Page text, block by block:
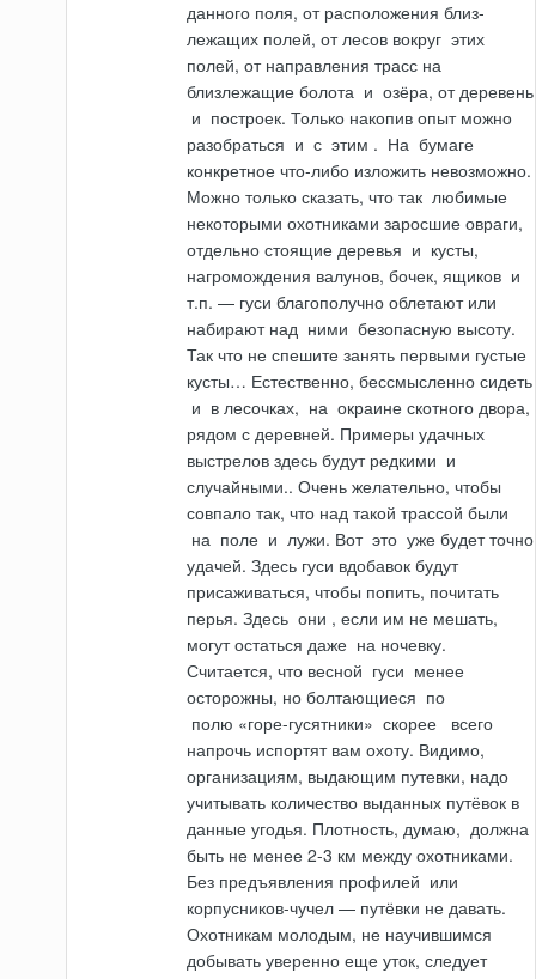
данного поля, от расположения близ­
лежащих полей, от лесов вокруг этих
полей, от направления трасс на
близлежащие болота и озёра, от деревень
и построек. Только накопив опыт можно
разобраться и с этим . На бумаге
конкретное что-либо изложить невозможно.
Можно только сказать, что так любимые
некоторыми охотниками зарос­шие овраги,
отдельно стоящие деревья и кусты,
нагромождения валунов, бочек, ящиков и
т.п. — гуси благополучно облетают или
набирают над ними безопасную высоту.
Так что не спешите занять первыми густые
кусты… Естественно, бессмысленно сидеть
и в лесочках, на окраине скотного двора,
рядом с дерев­ней. Примеры удачных
выстрелов здесь будут редкими и
случайными.. Очень желательно, чтобы
совпало так, что над такой трассой были
на поле и лужи. Вот это уже будет точно
удачей. Здесь гуси вдобавок будут
присаживаться, чтобы попить, почитать
перья. Здесь они , если им не мешать,
могут остаться даже на ночевку.
Считается, что весной гуси менее
осторожны, но болтающиеся по
полю «горе-гусятники» скорее
всего
напрочь испортят вам охоту. Видимо,
организациям, выдающим путевки, надо
учитывать количество выданных путёвок в
данные угодья. Плотность, думаю, должна
быть не менее 2-3 км между охотниками.
Без предъявления профилей или
корпусников-чучел — путёвки не давать.
Охотникам молодым, не научившимся
добывать уверенно еще уток, следует